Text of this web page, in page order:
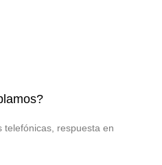
telefónicas, respuesta en